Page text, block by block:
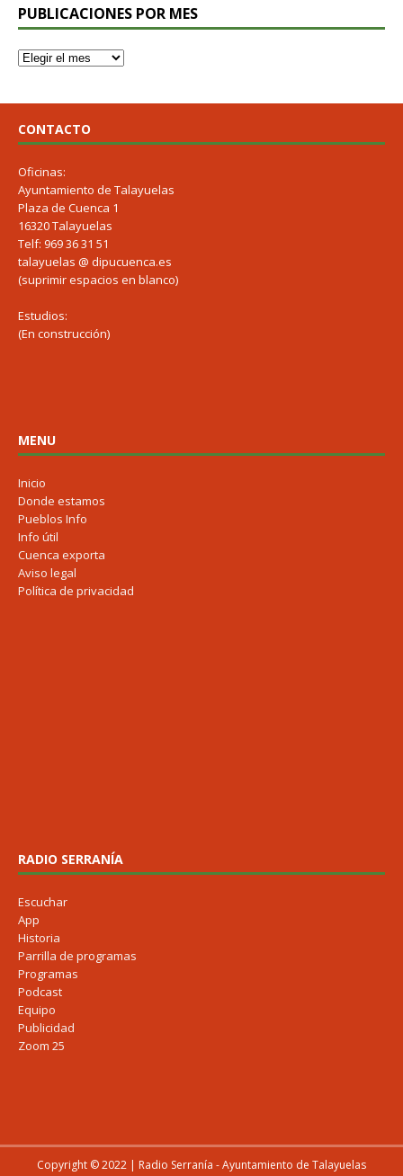
PUBLICACIONES POR MES
CONTACTO
Oficinas:
Ayuntamiento de Talayuelas
Plaza de Cuenca 1
16320 Talayuelas
Telf: 969 36 31 51
talayuelas @ dipucuenca.es
(suprimir espacios en blanco)
Estudios:
(En construcción)
MENU
Inicio
Donde estamos
Pueblos Info
Info útil
Cuenca exporta
Aviso legal
Política de privacidad
RADIO SERRANÍA
Escuchar
App
Historia
Parrilla de programas
Programas
Podcast
Equipo
Publicidad
Zoom 25
Copyright © 2022 | Radio Serranía - Ayuntamiento de Talayuelas